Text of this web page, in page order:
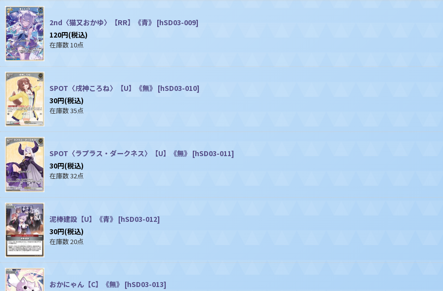
2nd〈猫又おかゆ〉【RR】《青》 [hSD03-009]
120円(税込)
在庫数 10点
SPOT〈戌神ころね〉【U】《無》 [hSD03-010]
30円(税込)
在庫数 35点
SPOT〈ラプラス・ダークネス〉【U】《無》 [hSD03-011]
30円(税込)
在庫数 32点
泥棒建設【U】《青》 [hSD03-012]
30円(税込)
在庫数 20点
おかにゃん【C】《無》 [hSD03-013]